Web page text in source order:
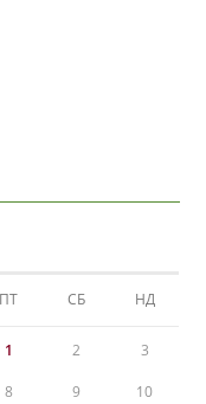
ПТ СБ НД
1 2 3
8 9 10